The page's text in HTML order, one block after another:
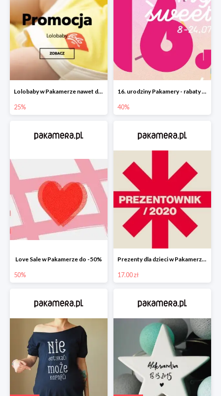
Lolobaby w Pakamerze nawet do 25%
25%
16. urodziny Pakamery - rabaty do -40%
40%
Love Sale w Pakamerze do -50%
50%
Prezenty dla dzieci w Pakamerze od 17 zł
17.00 zł